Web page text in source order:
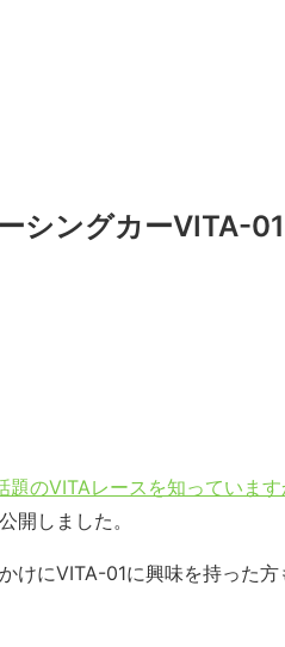
シングカーVITA-
題のVITAレースを知っていま
開しました。
けにVITA-01に興味を持った方